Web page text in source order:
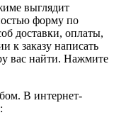
выглядит
форму по
доставки, оплаты,
к заказу написать
вас найти. Нажмите
В интернет-